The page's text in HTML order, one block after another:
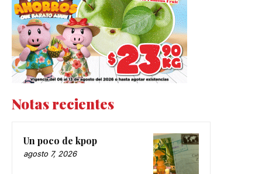
Notas recientes
Un poco de kpop
agosto 7, 2026